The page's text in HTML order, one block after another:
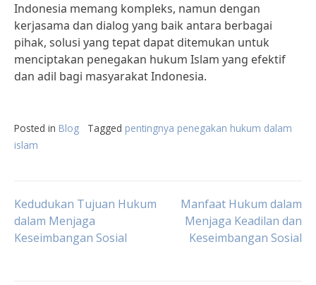
Indonesia memang kompleks, namun dengan
kerjasama dan dialog yang baik antara berbagai
pihak, solusi yang tepat dapat ditemukan untuk
menciptakan penegakan hukum Islam yang efektif
dan adil bagi masyarakat Indonesia.
Posted in Blog Tagged pentingnya penegakan hukum dalam
islam
Post
navigation
Kedudukan Tujuan Hukum
dalam Menjaga
Keseimbangan Sosial
Manfaat Hukum dalam
Menjaga Keadilan dan
Keseimbangan Sosial